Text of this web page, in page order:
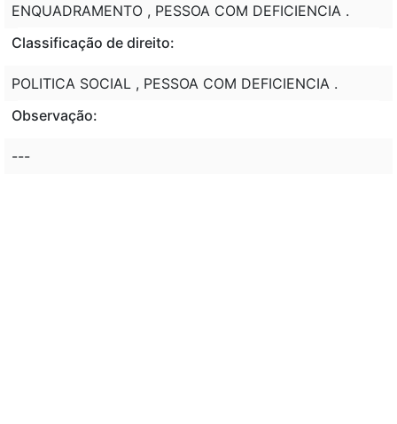
ENQUADRAMENTO , PESSOA COM DEFICIENCIA .
Classificação de direito:
POLITICA SOCIAL , PESSOA COM DEFICIENCIA .
Observação:
---